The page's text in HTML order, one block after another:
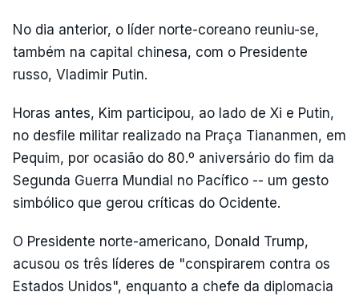
No dia anterior, o líder norte-coreano reuniu-se,
também na capital chinesa, com o Presidente
russo, Vladimir Putin.
Horas antes, Kim participou, ao lado de Xi e Putin,
no desfile militar realizado na Praça Tiananmen, em
Pequim, por ocasião do 80.º aniversário do fim da
Segunda Guerra Mundial no Pacífico -- um gesto
simbólico que gerou críticas do Ocidente.
O Presidente norte-americano, Donald Trump,
acusou os três líderes de "conspirarem contra os
Estados Unidos", enquanto a chefe da diplomacia